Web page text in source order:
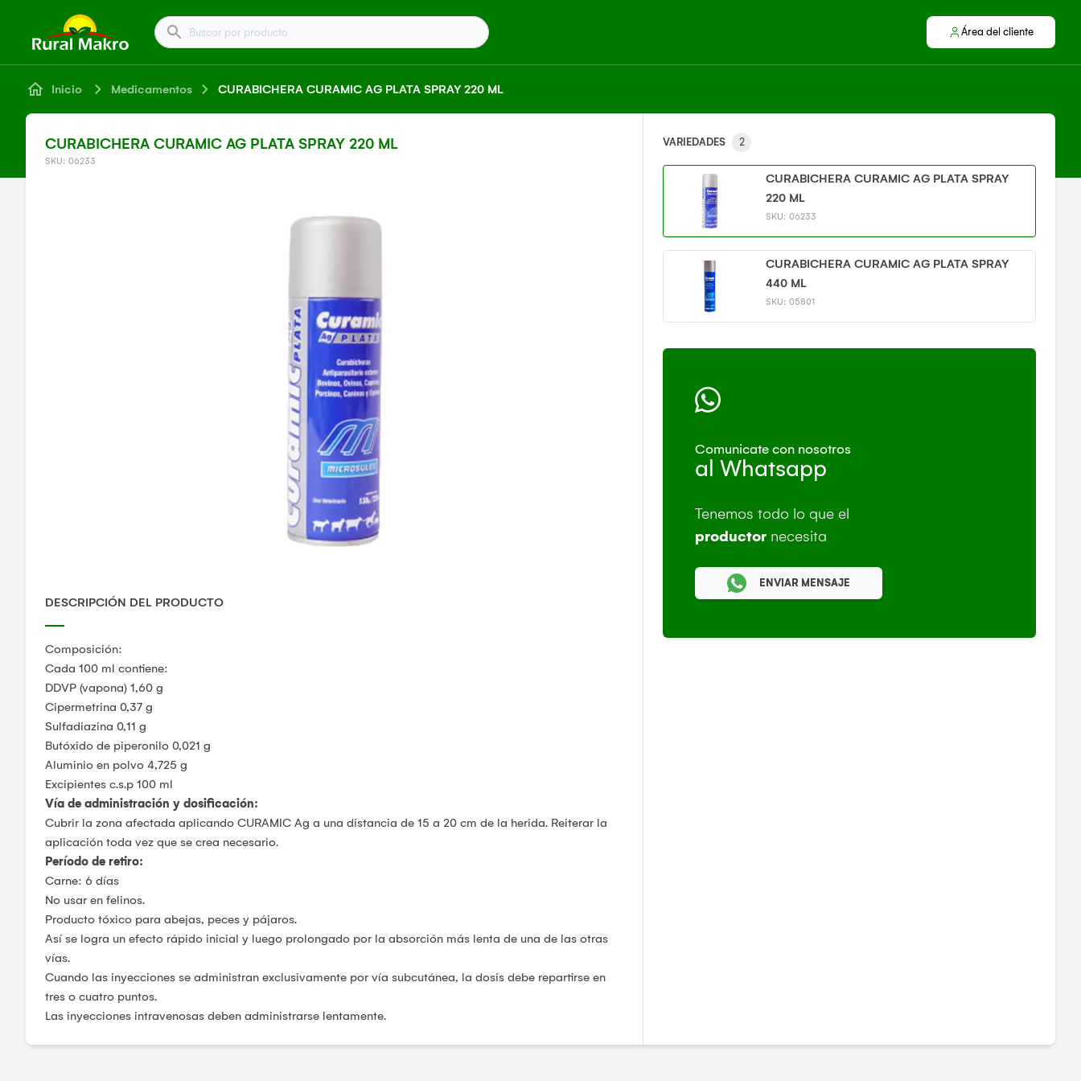
Buscar por producto Área del cliente
Inicio Medicamentos CURABICHERA CURAMIC AG PLATA SPRAY 220 ML
CURABICHERA CURAMIC AG PLATA SPRAY 220 ML
SKU: 06233
DESCRIPCIÓN DEL PRODUCTO
Composición:
Cada 100 ml contiene:
DDVP (vapona) 1,60 g
Cipermetrina 0,37 g
Sulfadiazina 0,11 g
Butóxido de piperonilo 0,021 g
Aluminio en polvo 4,725 g
Excipientes c.s.p 100 ml
Vía de administración y dosificación:
Cubrir la zona afectada aplicando CURAMIC Ag a una distancia de 15 a 20 cm de la herida. Reiterar la
aplicación toda vez que se crea necesario.
Período de retiro:
Carne: 6 días
No usar en felinos.
Producto tóxico para abejas, peces y pájaros.
Así se logra un efecto rápido inicial y luego prolongado por la absorción más lenta de una de las otras
vías.
Cuando las inyecciones se administran exclusivamente por vía subcutánea, la dosis debe repartirse en
tres o cuatro puntos.
Las inyecciones intravenosas deben administrarse lentamente.
VARIEDADES 2
CURABICHERA CURAMIC AG PLATA SPRAY
220 ML
SKU:06233
CURABICHERA CURAMIC AG PLATA SPRAY
440 ML
SKU:05801
Comunicate con nosotros
al Whatsapp
Tenemos todo lo que el
productor necesita
ENVIAR MENSAJE